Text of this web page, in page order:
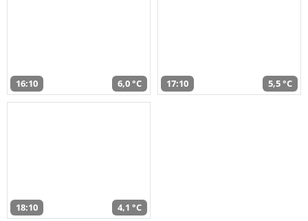
16:10 6,0 °C 17:10 5,5 °C
18:10 4,1 °C